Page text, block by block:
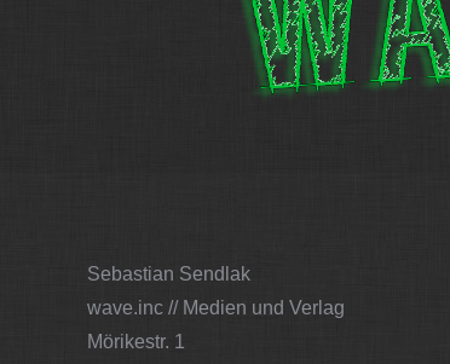
Sebastian Sendlak
wave.inc // Medien und Verlag
Mörikestr. 1